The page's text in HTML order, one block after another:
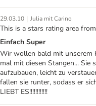
29.03.10 | Julia mit Carino
This is a stars rating area
Einfach Super
Wir wollen bald mit unserem
mal mit diesen Stangen... Sie
aufzubauen, leicht zu
fallen sie runter, sodass er
LIEBT ES!!!!!!!!!!!!